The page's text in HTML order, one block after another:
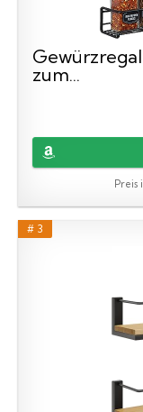
zum...
Preis
# 3